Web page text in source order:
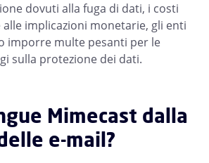
dovuti alla fuga di dati, i costi
implicazioni monetarie, gli enti
imporre multe pesanti per le
sulla protezione dei dati.
Mimecast dalla
e-mail?